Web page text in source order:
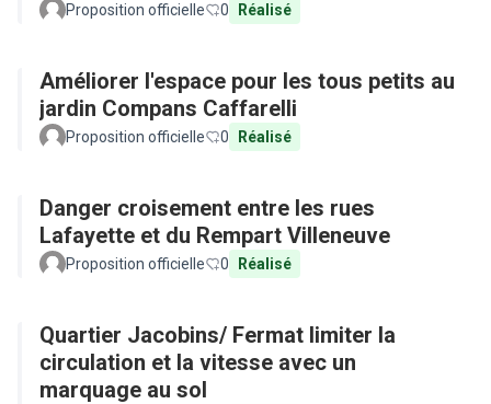
Proposition officielle 0 Réalisé
Améliorer l'espace pour les tous petits au
jardin Compans Caffarelli
Proposition officielle 0 Réalisé
Danger croisement entre les rues
Lafayette et du Rempart Villeneuve
Proposition officielle 0 Réalisé
Quartier Jacobins/ Fermat limiter la
circulation et la vitesse avec un
marquage au sol